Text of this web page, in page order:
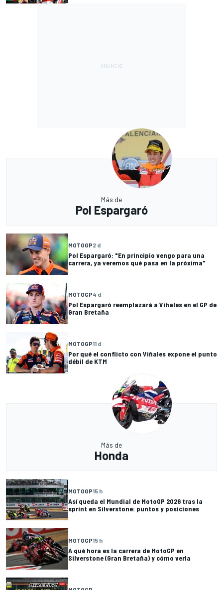
Más de
Pol Espargaró
MOTOGP2 d
Pol Espargaró: "En principio vengo para una
carrera, ya veremos qué pasa en la próxima"
MOTOGP4 d
Pol Espargaró reemplazará a Viñales en el GP de
Gran Bretaña
MOTOGP11 d
Por qué el conflicto con Viñales expone el punto
débil de KTM
Más de
Honda
MOTOGP15 h
Así queda el Mundial de MotoGP 2026 tras la
sprint en Silverstone: puntos y posiciones
MOTOGP15 h
A qué hora es la carrera de MotoGP en
Silverstone (Gran Bretaña) y cómo verla